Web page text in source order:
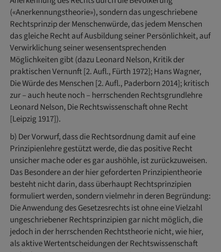
(«Anerkennungstheorie»), sondern das ungeschriebene
Rechtsprinzip der Menschenwürde, das jedem Menschen
das gleiche Recht auf Ausbildung seiner Persönlichkeit, auf
Verwirklichung seiner wesensentsprechenden
Möglichkeiten gibt (dazu Leonard Nelson, Kritik der
praktischen Vernunft [2. Aufl., Fürth 1972]; Hans Wagner,
Die Würde des Menschen [2. Aufl., Paderborn 2014]; kritisch
zur – auch heute noch – herrschenden Rechtsgrundlehre
Leonard Nelson, Die Rechtswissenschaft ohne Recht
[Leipzig 1917]).
b) Der Vorwurf, dass die Rechtsordnung damit auf eine
Prinzipienlehre gestützt werde, die das positive Recht
unsicher mache oder es gar aushöhle, ist zurückzuweisen.
Das Besondere an der hier geforderten Prinzipientheorie
besteht nicht darin, dass überhaupt Rechtsprinzipien
formuliert werden, sondern vielmehr in deren Begründung:
Die Anwendung des Gesetzesrechts ist ohne eine Vielzahl
ungeschriebener Rechtsprinzipien gar nicht möglich, die
jedoch in der herrschenden Rechtstheorie nicht, wie hier,
als aktive Wertentscheidungen der Rechtswissenschaft